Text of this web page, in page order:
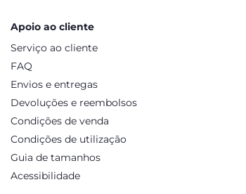
Apoio ao cliente
Serviço ao cliente
FAQ
Envios e entregas
Devoluções e reembolsos
Condições de venda
Condições de utilização
Guia de tamanhos
Acessibilidade